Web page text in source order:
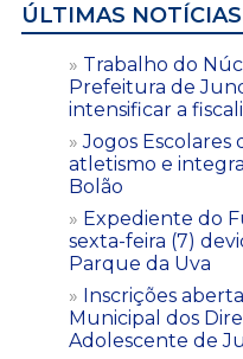
ÚLTIMAS NOTÍCIAS
Trabalho do
Prefeitura de
intensificar a
Jogos Escolares
atletismo e
Bolão
Expediente do
sexta-feira (7)
Parque da Uva
Inscrições
Municipal dos
Adolescente de